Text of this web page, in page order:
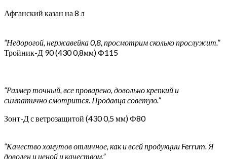
Афганский казан на 8 л
“Недорогой, нержавейка 0,8, просмотрим сколько прослужит.”
Тройник-Д 90 (430 0,8мм) Ф115
“Размер точный, все проварено, довольно крепкий и
симпатично смотрится. Продавца советую.”
Зонт-Д с ветрозащитой (430 0,5 мм) Ф80
“Качество хомутов отличное, как и всей продукции Ferrum. Я
доволен и ценой и качеством.”